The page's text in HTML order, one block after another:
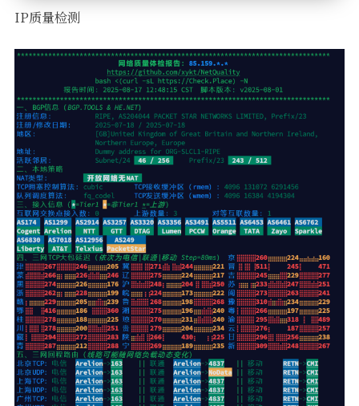
IP质量检测